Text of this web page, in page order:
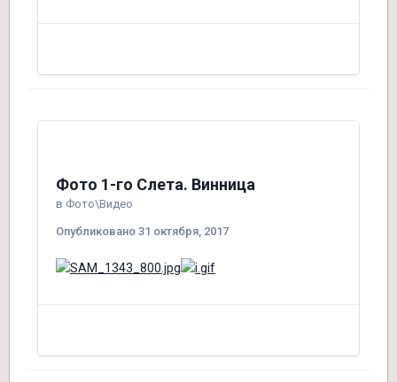
Фото 1-го Слета. Винница
в Фото\Видео
Опубликовано 31 октября, 2017